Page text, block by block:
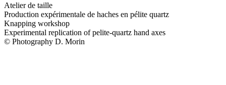
Atelier de taille
Production expérimentale de haches en pélite quartz
Knapping workshop
Experimental replication of pelite-quartz hand axes
© Photography D. Morin